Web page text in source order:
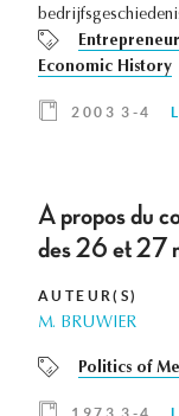
Economic History
2003 3-4
A propos du
des 26 et 27
AUTEUR(S)
M. BRUWIER
Politics of